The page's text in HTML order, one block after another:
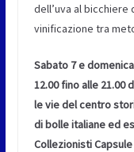
dell’uva al bicchiere
vinificazione tra
Sabato 7 e
12.00 fino alle 21.00
le vie del centro
di bolle italiane ed
Collezionisti Capsule